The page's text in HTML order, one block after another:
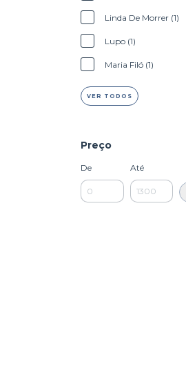
Linda De Morrer (1)
Lupo (1)
Maria Filó (1)
VER TODOS
Preço
De Até